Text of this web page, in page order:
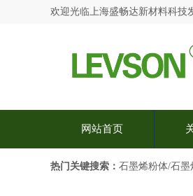
欢迎光临上海盛畅达新材料科技
网站首页
热门关键搜索：​ 石墨烯粉体/石